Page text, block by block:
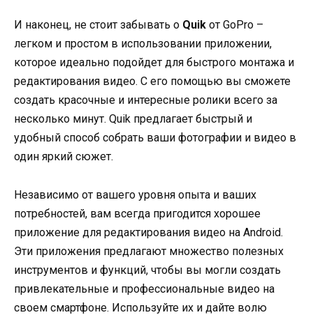
И наконец, не стоит забывать о Quik от GoPro –
легком и простом в использовании приложении,
которое идеально подойдет для быстрого монтажа и
редактирования видео. С его помощью вы сможете
создать красочные и интересные ролики всего за
несколько минут. Quik предлагает быстрый и
удобный способ собрать ваши фотографии и видео в
один яркий сюжет.
Независимо от вашего уровня опыта и ваших
потребностей, вам всегда пригодится хорошее
приложение для редактирования видео на Android.
Эти приложения предлагают множество полезных
инструментов и функций, чтобы вы могли создать
привлекательные и профессиональные видео на
своем смартфоне. Используйте их и дайте волю